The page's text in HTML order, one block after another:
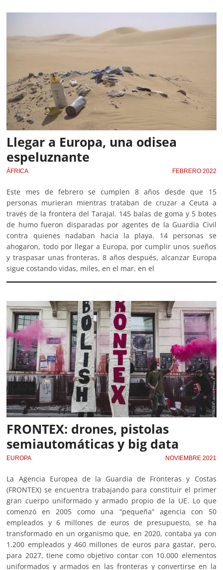
Llegar a Europa, una odisea
espeluznante
ÁFRICA FEBRERO 2022
Este mes de febrero se cumplen 8 años desde que 15
personas murieran mientras trataban de cruzar a Ceuta a
través de la frontera del Tarajal. 145 balas de goma y 5 botes
de humo fueron disparadas por agentes de la Guardia Civil
contra quienes nadaban hacia la playa. 14 personas se
ahogaron, todo por llegar a Europa, por cumplir unos sueños
y traspasar unas fronteras. 8 años después, alcanzar Europa
sigue costando vidas, miles, en el mar, en el
FRONTEX: drones, pistolas
semiautomáticas y big data
EUROPA NOVIEMBRE 2021
La Agencia Europea de la Guardia de Fronteras y Costas
(FRONTEX) se encuentra trabajando para constituir el primer
gran cuerpo uniformado y armado propio de la UE. Lo que
comenzó en 2005 como una “pequeña” agencia con 50
empleados y 6 millones de euros de presupuesto, se ha
transformado en un organismo que, en 2020, contaba ya con
1.200 empleados y 460 millones de euros para gastar, pero,
para 2027, tiene como objetivo contar con 10.000 elementos
uniformados y armados en las fronteras y convertirse en la